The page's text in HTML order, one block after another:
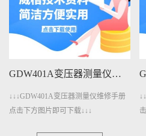
GDW401变压器测量仪维修手册下载
↓↓↓GDW401变压器测量仪维修手册点
击下方图片即可下载↓↓↓